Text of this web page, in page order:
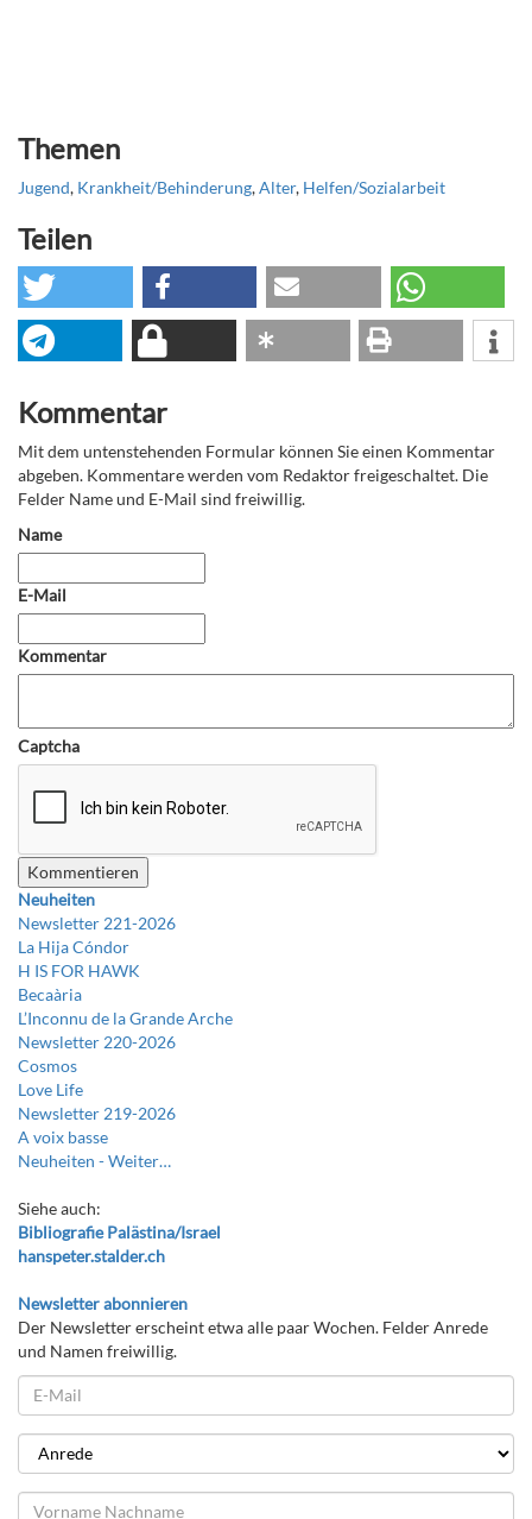
Themen
Jugend, Krankheit/Behinderung,Alter, Helfen/Sozialarbeit
Teilen
Kommentar
Mit dem untenstehenden Formular können Sie einen Kommentar
abgeben. Kommentare werden vom Redaktor freigeschaltet. Die
Felder Name und E-Mail sind freiwillig.
Name
E-Mail
Kommentar
Captcha
Neuheiten
Newsletter 221-2026
La Hija Cóndor
H IS FOR HAWK
Becaària
L’Inconnu de la Grande Arche
Newsletter 220-2026
Cosmos
Love Life
Newsletter 219-2026
A voix basse
Neuheiten -Weiter…
Siehe auch:
Bibliografie Palästina/Israel
hanspeter.stalder.ch
Newsletter abonnieren
Der Newsletter erscheint etwa alle paar Wochen. Felder Anrede
und Namen freiwillig.